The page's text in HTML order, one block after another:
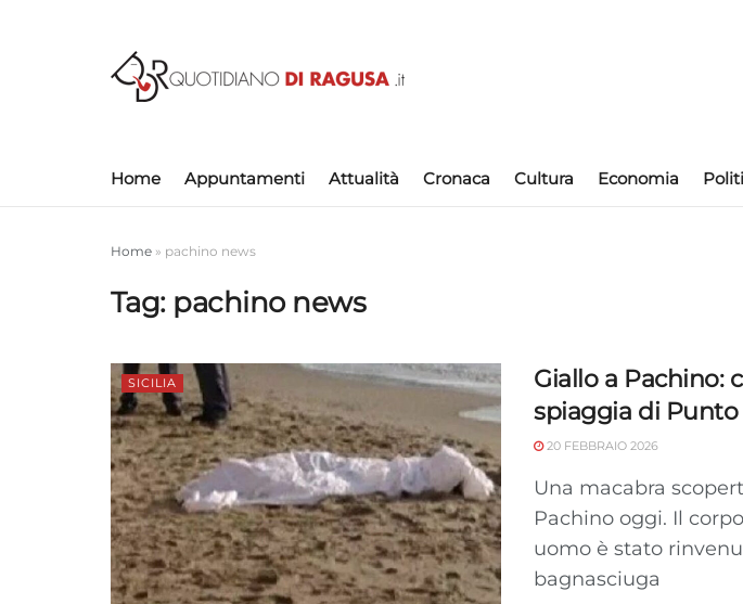
Home Appuntamenti Attualità Cronaca Cultura Economia
Home » pachino news
Tag: pachino news
SICILIA
Giallo a Pachino:
spiaggia di Punto
20 FEBBRAIO 2026
Una macabra
Pachino oggi. Il
uomo è stato
bagnasciuga